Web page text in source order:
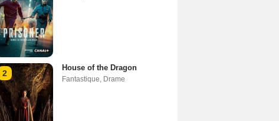
2
House of the Dragon
Fantastique, Drame